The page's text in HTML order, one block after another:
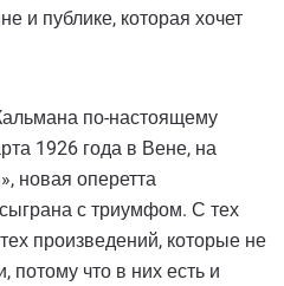
и публике, которая хочет
по-настоящему
1926 года в Вене, на
новая оперетта
с триумфом. С тех
произведений, которые не
потому что в них есть и